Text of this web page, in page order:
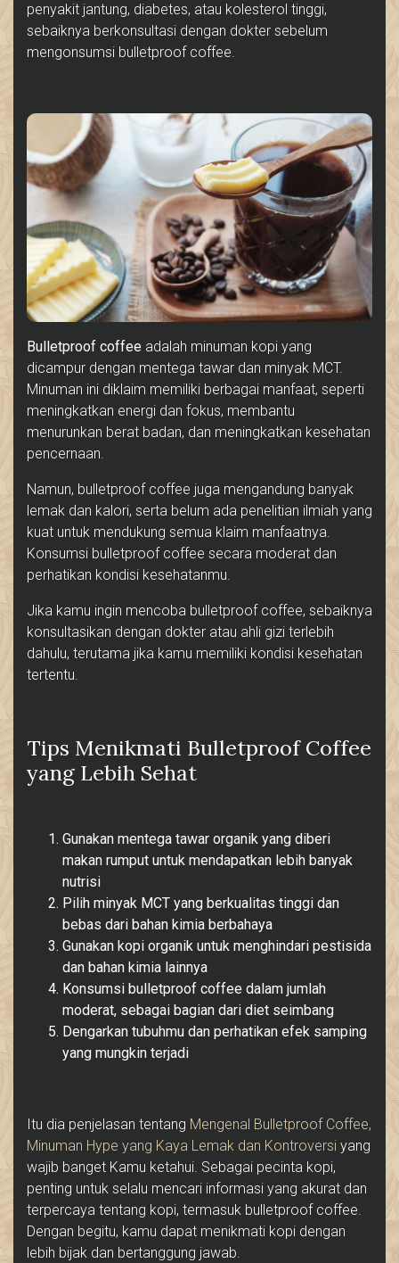
penyakit jantung, diabetes, atau kolesterol tinggi,
sebaiknya berkonsultasi dengan dokter sebelum
mengonsumsi bulletproof coffee.
Bulletproof coffee adalah minuman kopi yang
dicampur dengan mentega tawar dan minyak MCT.
Minuman ini diklaim memiliki berbagai manfaat, seperti
meningkatkan energi dan fokus, membantu
menurunkan berat badan, dan meningkatkan kesehatan
pencernaan.
Namun, bulletproof coffee juga mengandung banyak
lemak dan kalori, serta belum ada penelitian ilmiah yang
kuat untuk mendukung semua klaim manfaatnya.
Konsumsi bulletproof coffee secara moderat dan
perhatikan kondisi kesehatanmu.
Jika kamu ingin mencoba bulletproof coffee, sebaiknya
konsultasikan dengan dokter atau ahli gizi terlebih
dahulu, terutama jika kamu memiliki kondisi kesehatan
tertentu.
Tips Menikmati Bulletproof Coffee
yang Lebih Sehat
Gunakan mentega tawar organik yang diberi
makan rumput untuk mendapatkan lebih banyak
nutrisi
Pilih minyak MCT yang berkualitas tinggi dan
bebas dari bahan kimia berbahaya
Gunakan kopi organik untuk menghindari pestisida
dan bahan kimia lainnya
Konsumsi bulletproof coffee dalam jumlah
moderat, sebagai bagian dari diet seimbang
Dengarkan tubuhmu dan perhatikan efek samping
yang mungkin terjadi
Itu dia penjelasan tentang Mengenal Bulletproof Coffee,
Minuman Hype yang Kaya Lemak dan Kontroversi yang
wajib banget Kamu ketahui. Sebagai pecinta kopi,
penting untuk selalu mencari informasi yang akurat dan
terpercaya tentang kopi, termasuk bulletproof coffee.
Dengan begitu, kamu dapat menikmati kopi dengan
lebih bijak dan bertanggung jawab.